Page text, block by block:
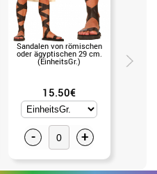
Sandalen von römischen
oder ägyptischen 29 cm.
(EinheitsGr.)
15.50€
- +